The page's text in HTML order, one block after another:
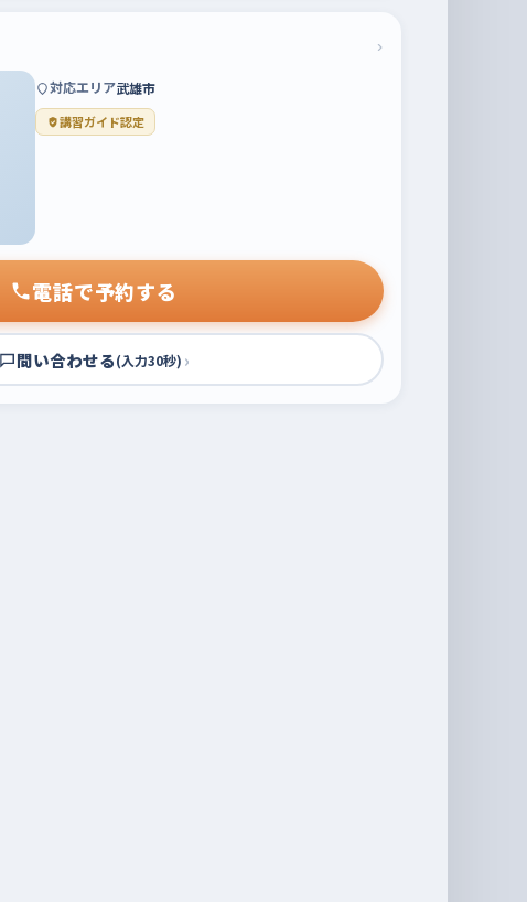
›
対応エリア武雄市
講習ガイド認定
電話で予約する
問い合わせる(入力30秒) ›